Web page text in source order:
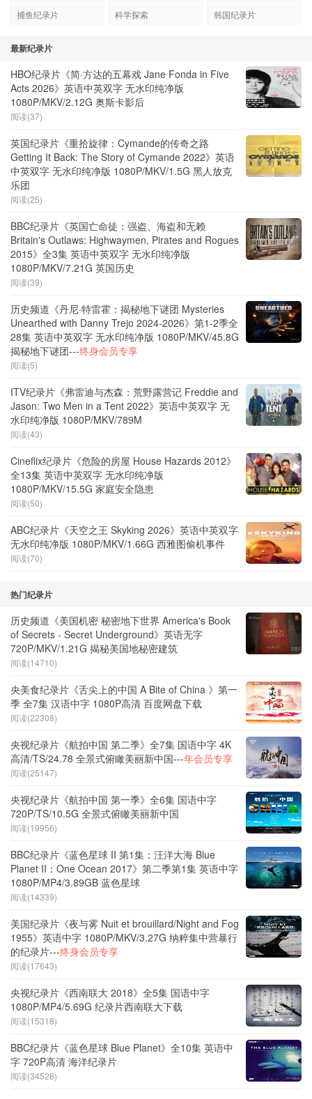
捕鱼纪录片
科学探索 韩国纪录片
最新纪录片
HBO纪录片《简·方达的五幕戏 Jane Fonda in Five
Acts 2026》英语中英双字 无水印纯净版
1080P/MKV/2.12G 奥斯卡影后
阅读(37)
英国纪录片《重拾旋律：Cymande的传奇之路
Getting It Back: The Story of Cymande 2022》英语
中英双字 无水印纯净版 1080P/MKV/1.5G 黑人放克
乐团
阅读(25)
BBC纪录片《英国亡命徒：强盗、海盗和无赖
Britain's Outlaws: Highwaymen, Pirates and Rogues
2015》全3集 英语中英双字 无水印纯净版
1080P/MKV/7.21G 英国历史
阅读(39)
历史频道《丹尼·特雷霍：揭秘地下谜团 Mysteries
Unearthed with Danny Trejo 2024-2026》第1-2季全
28集 英语中英双字 无水印纯净版 1080P/MKV/45.8G
揭秘地下谜团---终身会员专享
阅读(5)
ITV纪录片《弗雷迪与杰森：荒野露营记 Freddie and
Jason: Two Men in a Tent 2022》英语中英双字 无
水印纯净版 1080P/MKV/789M
阅读(43)
Cineflix纪录片《危险的房屋 House Hazards 2012》
全13集 英语中英双字 无水印纯净版
1080P/MKV/15.5G 家庭安全隐患
阅读(50)
ABC纪录片《天空之王 Skyking 2026》英语中英双字
无水印纯净版 1080P/MKV/1.66G 西雅图偷机事件
阅读(70)
热门纪录片
历史频道《美国机密 秘密地下世界 America's Book
of Secrets - Secret Underground》英语无字
720P/MKV/1.21G 揭秘美国地秘密建筑
阅读(14710)
央美食纪录片《舌尖上的中国 A Bite of China 》第一
季 全7集 汉语中字 1080P高清 百度网盘下载
阅读(22308)
央视纪录片《航拍中国 第二季》全7集 国语中字 4K
高清/TS/24.78 全景式俯瞰美丽新中国---年会员专享
阅读(25147)
央视纪录片《航拍中国 第一季》全6集 国语中字
720P/TS/10.5G 全景式俯瞰美丽新中国
阅读(19956)
BBC纪录片《蓝色星球 II 第1集：汪洋大海 Blue
Planet II：One Ocean 2017》第二季第1集 英语中字
1080P/MP4/3.89GB 蓝色星球
阅读(14339)
美国纪录片《夜与雾 Nuit et brouillard/Night and Fog
1955》英语中字 1080P/MKV/3.27G 纳粹集中营暴行
的纪录片---终身会员专享
阅读(17643)
央视纪录片《西南联大 2018》全5集 国语中字
1080P/MP4/5.69G 纪录片西南联大下载
阅读(15318)
BBC纪录片《蓝色星球 Blue Planet》全10集 英语中
字 720P高清 海洋纪录片
阅读(34528)